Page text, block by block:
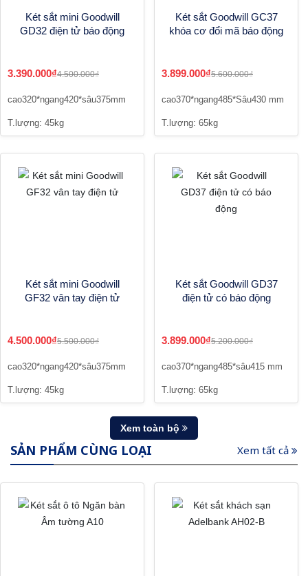
Két sắt mini Goodwill
GD32 điện tử báo động
3.390.000₫4.500.000₫
cao320*ngang420*sâu375mm
T.lượng: 45kg
Két sắt Goodwill GC37
khóa cơ đổi mã báo động
3.899.000₫5.600.000₫
cao370*ngang485*Sâu430 mm
T.lượng: 65kg
Két sắt mini Goodwill
GF32 vân tay điện tử
4.500.000₫5.500.000₫
cao320*ngang420*sâu375mm
T.lượng: 45kg
Két sắt Goodwill GD37
điện tử có báo động
3.899.000₫5.200.000₫
cao370*ngang485*sâu415 mm
T.lượng: 65kg
Xem toàn bộ
SẢN PHẨM CÙNG LOẠI Xem tất cả